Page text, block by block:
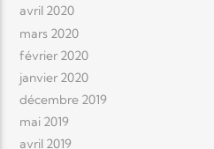
avril 2020
mars 2020
février 2020
janvier 2020
décembre 2019
mai 2019
avril 2019